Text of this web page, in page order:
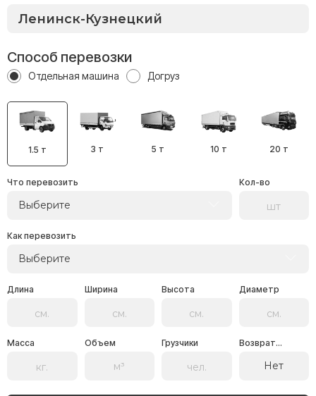
Способ перевозки
Отдельная машина Догруз
1.5 т 3 т 5 т 10 т 20 т
Что перевозить
Выберите
Кол-во
Как перевозить
Выберите
Длина Ширина Высота Диаметр
Масса Объем Грузчики Возврат...
Нет